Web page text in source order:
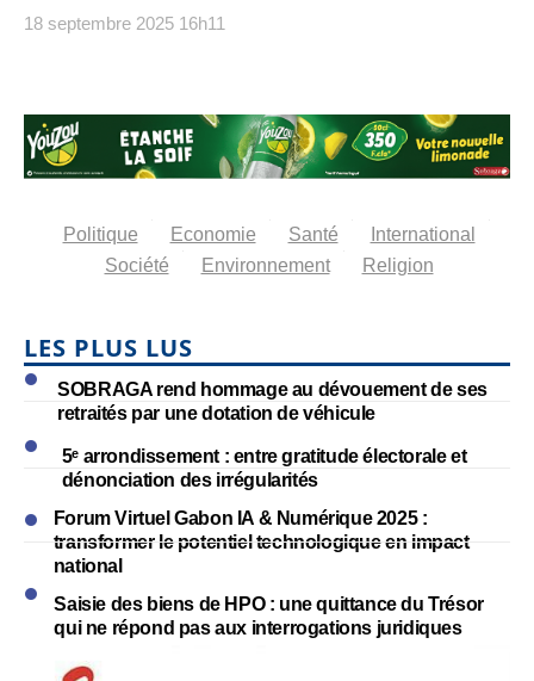
18 septembre 2025 16h11
Politique Economie Santé
International
Société
Environnement Religion
LES PLUS LUS
SOBRAGA rend hommage au dévouement de ses
retraités par une dotation de véhicule
5ᵉ arrondissement : entre gratitude électorale et
dénonciation des irrégularités
Forum Virtuel Gabon IA & Numérique 2025 :
transformer le potentiel technologique en impact
national
Saisie des biens de HPO : une quittance du Trésor
qui ne répond pas aux interrogations juridiques